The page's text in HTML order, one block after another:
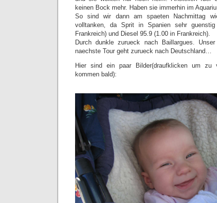
keinen Bock mehr. Haben sie immerhin im
So sind wir dann am spaeten Nachmittag
volltanken, da Sprit in Spanien sehr
Frankreich) und Diesel 95.9 (1.00 in Frankreich).
Durch dunkle zurueck nach Baillargues.
naechste Tour geht zurueck nach Deutschland…
Hier sind ein paar Bilder(draufklicken um zu
kommen bald):